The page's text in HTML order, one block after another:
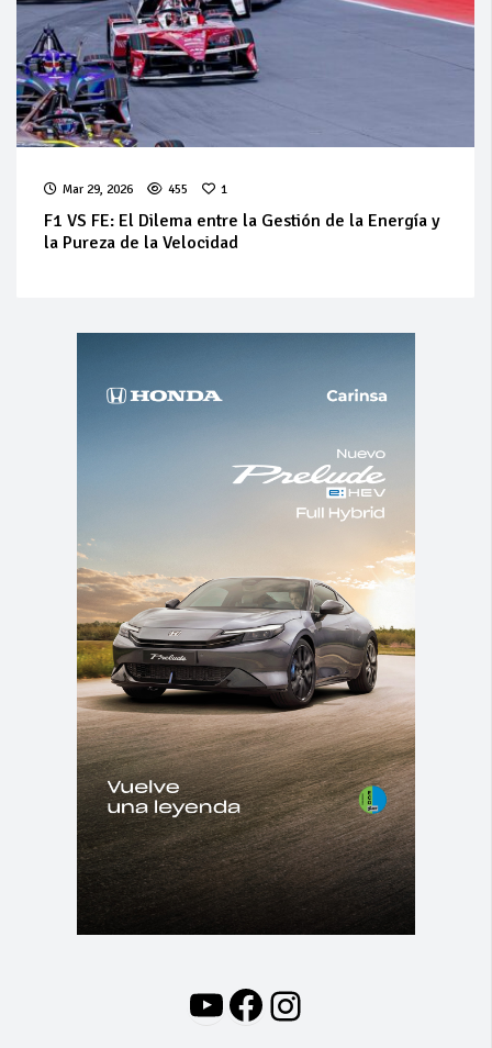
Mar 29, 2026 455 1
F1 VS FE: El Dilema entre la Gestión de la Energía y
la Pureza de la Velocidad
YouTube
Facebook
Instagram